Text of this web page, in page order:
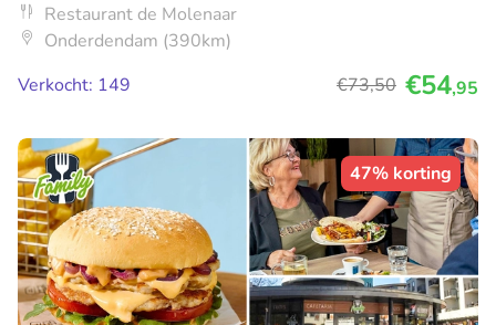
Restaurant de Molenaar
Onderdendam (390km)
Verkocht: 149
€73,50 €54,95
47% korting